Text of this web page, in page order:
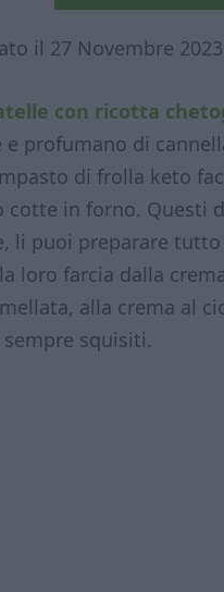
il 27 Novembre 2023
con ricotta
e profumano di
di frolla keto
cotte in forno. Questi
li puoi preparare tutto
loro farcia dalla
alla crema al
squisiti.